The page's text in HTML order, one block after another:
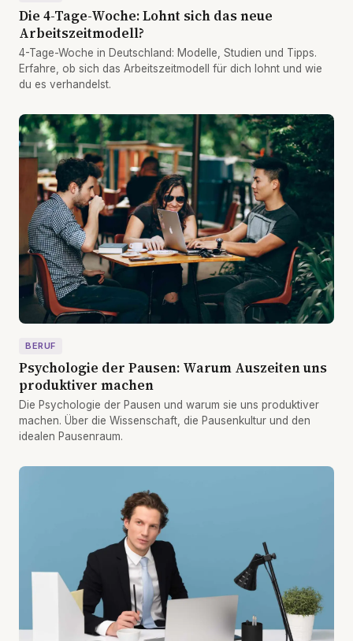
Die 4-Tage-Woche: Lohnt sich das neue
Arbeitszeitmodell?
4-Tage-Woche in Deutschland: Modelle, Studien und Tipps.
Erfahre, ob sich das Arbeitszeitmodell für dich lohnt und wie
du es verhandelst.
BERUF
Psychologie der Pausen: Warum Auszeiten uns
produktiver machen
Die Psychologie der Pausen und warum sie uns produktiver
machen. Über die Wissenschaft, die Pausenkultur und den
idealen Pausenraum.